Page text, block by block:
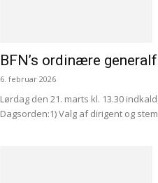
BFN’s ordinære
6. februar 2026
Lørdag den 21. marts kl. 13.30
Dagsorden:1) Valg af dirigent og